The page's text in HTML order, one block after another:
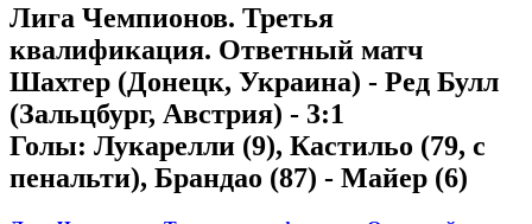
Лига Чемпионов. Третья
квалификация. Ответный матч
Шахтер (Донецк, Украина) - Ред Булл
(Зальцбург, Австрия) - 3:1
Голы: Лукарелли (9), Кастильо (79, с
пенальти), Брандао (87) - Майер (6)